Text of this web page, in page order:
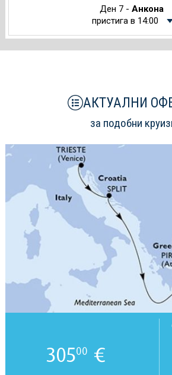
Ден 7 - Анкона
пристига в 14:00
АКТУАЛНИ
за подобни
30500 €